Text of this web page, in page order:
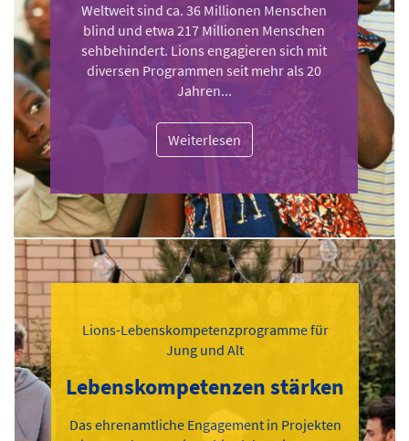
Weltweit sind ca. 36 Millionen Menschen
blind und etwa 217 Millionen Menschen
sehbehindert. Lions engagieren sich mit
diversen Programmen seit mehr als 20
Jahren...
Weiterlesen
Lions-Lebenskompetenzprogramme für
Jung und Alt
Lebenskompetenzen stärken
Das ehrenamtliche Engagement in Projekten